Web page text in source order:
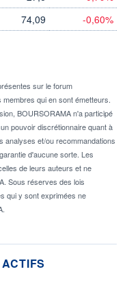
74,09 -0,60%
sur le forum
qui en sont émetteurs.
BOURSORAMA n'a participé
pouvoir discrétionnaire quant à
analyses et/ou recommandations
d'aucune sorte. Les
de leurs auteurs et ne
Sous réserves des lois
qui y sont exprimées ne